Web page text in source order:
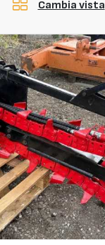
Cambia vista